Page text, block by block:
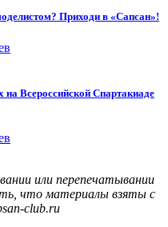
Приходи в «Сапсан»!
Всероссийской Спартакиаде
или перепечатывании
что материалы взяты с
club.ru